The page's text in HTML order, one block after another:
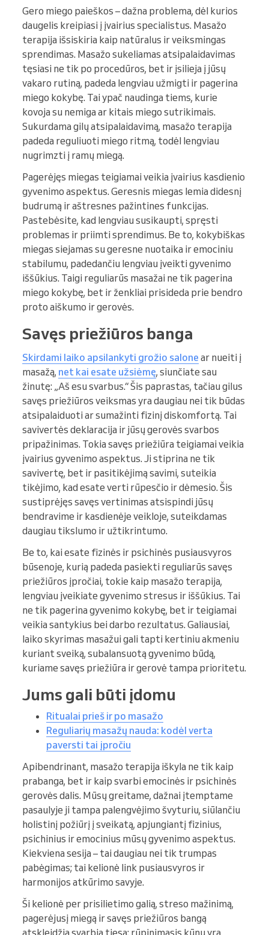
Gero miego paieškos – dažna problema, dėl kurios
daugelis kreipiasi į įvairius specialistus. Masažo
terapija išsiskiria kaip natūralus ir veiksmingas
sprendimas. Masažo sukeliamas atsipalaidavimas
tęsiasi ne tik po procedūros, bet ir įsilieja į jūsų
vakaro rutiną, padeda lengviau užmigti ir pagerina
miego kokybę. Tai ypač naudinga tiems, kurie
kovoja su nemiga ar kitais miego sutrikimais.
Sukurdama gilų atsipalaidavimą, masažo terapija
padeda reguliuoti miego ritmą, todėl lengviau
nugrimzti į ramų miegą.
Pagerėjęs miegas teigiamai veikia įvairius kasdienio
gyvenimo aspektus. Geresnis miegas lemia didesnį
budrumą ir aštresnes pažintines funkcijas.
Pastebėsite, kad lengviau susikaupti, spręsti
problemas ir priimti sprendimus. Be to, kokybiškas
miegas siejamas su geresne nuotaika ir emociniu
stabilumu, padedančiu lengviau įveikti gyvenimo
iššūkius. Taigi reguliarūs masažai ne tik pagerina
miego kokybę, bet ir ženkliai prisideda prie bendro
proto aiškumo ir gerovės.
Savęs priežiūros banga
Skirdami laiko apsilankyti grožio salone ar nueiti į
masažą, net kai esate užsiėmę, siunčiate sau
žinutę: „Aš esu svarbus.“ Šis paprastas, tačiau gilus
savęs priežiūros veiksmas yra daugiau nei tik būdas
atsipalaiduoti ar sumažinti fizinį diskomfortą. Tai
savivertės deklaracija ir jūsų gerovės svarbos
pripažinimas. Tokia savęs priežiūra teigiamai veikia
įvairius gyvenimo aspektus. Ji stiprina ne tik
savivertę, bet ir pasitikėjimą savimi, suteikia
tikėjimo, kad esate verti rūpesčio ir dėmesio. Šis
sustiprėjęs savęs vertinimas atsispindi jūsų
bendravime ir kasdienėje veikloje, suteikdamas
daugiau tikslumo ir užtikrintumo.
Be to, kai esate fizinės ir psichinės pusiausvyros
būsenoje, kurią padeda pasiekti reguliarūs savęs
priežiūros įpročiai, tokie kaip masažo terapija,
lengviau įveikiate gyvenimo stresus ir iššūkius. Tai
ne tik pagerina gyvenimo kokybę, bet ir teigiamai
veikia santykius bei darbo rezultatus. Galiausiai,
laiko skyrimas masažui gali tapti kertiniu akmeniu
kuriant sveiką, subalansuotą gyvenimo būdą,
kuriame savęs priežiūra ir gerovė tampa prioritetu.
Jums gali būti įdomu
Ritualai prieš ir po masažo
Reguliarių masažų nauda: kodėl verta
paversti tai įpročiu
Apibendrinant, masažo terapija iškyla ne tik kaip
prabanga, bet ir kaip svarbi emocinės ir psichinės
gerovės dalis. Mūsų greitame, dažnai įtemptame
pasaulyje ji tampa palengvėjimo švyturiu, siūlančiu
holistinį požiūrį į sveikatą, apjungiantį fizinius,
psichinius ir emocinius mūsų gyvenimo aspektus.
Kiekviena sesija – tai daugiau nei tik trumpas
pabėgimas; tai kelionė link pusiausvyros ir
harmonijos atkūrimo savyje.
Ši kelionė per prisilietimo galią, streso mažinimą,
pagerėjusį miegą ir savęs priežiūros bangą
atskleidžia svarbią tiesą: rūpinimasis kūnu yra